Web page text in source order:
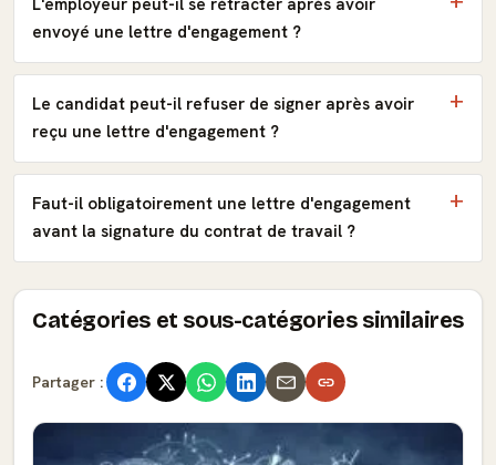
L'employeur peut-il se rétracter après avoir
envoyé une lettre d'engagement ?
Le candidat peut-il refuser de signer après avoir
reçu une lettre d'engagement ?
Faut-il obligatoirement une lettre d'engagement
avant la signature du contrat de travail ?
Catégories et sous-catégories similaires
Partager :